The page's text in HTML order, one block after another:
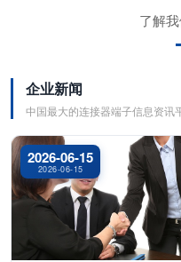
了解
企业新闻
中国最大的连接器端子信息资讯
2026-06-15
2026-06-15